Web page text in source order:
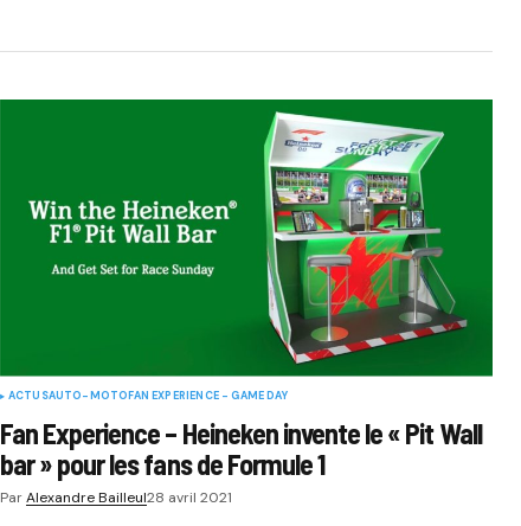
ACTUSAUTO-MOTOFAN EXPERIENCE - GAME DAY
Fan Experience – Heineken invente le « Pit Wall
bar » pour les fans de Formule 1
ParAlexandre Bailleul28 avril 2021